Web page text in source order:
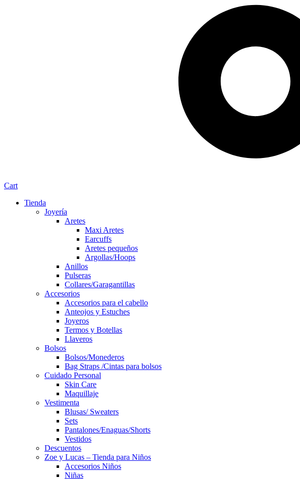
Cart
Tienda
Joyería
Aretes
Maxi Aretes
Earcuffs
Aretes pequeños
Argollas/Hoops
Anillos
Pulseras
Collares/Garagantillas
Accesorios
Accesorios para el cabello
Anteojos y Estuches
Joyeros
Termos y Botellas
Llaveros
Bolsos
Bolsos/Monederos
Bag Straps /Cintas para bolsos
Cuidado Personal
Skin Care
Maquillaje
Vestimenta
Blusas/ Sweaters
Sets
Pantalones/Enaguas/Shorts
Vestidos
Descuentos
Zoe y Lucas – Tienda para Niños
Accesorios Niños
Niñas